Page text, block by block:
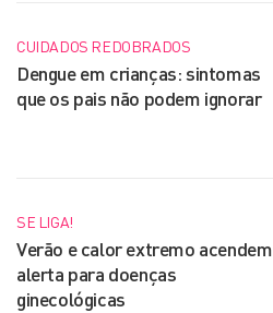
CUIDADOS REDOBRADOS
Dengue em crianças: sintomas
que os pais não podem ignorar
SE LIGA!
Verão e calor extremo acendem
alerta para doenças
ginecológicas